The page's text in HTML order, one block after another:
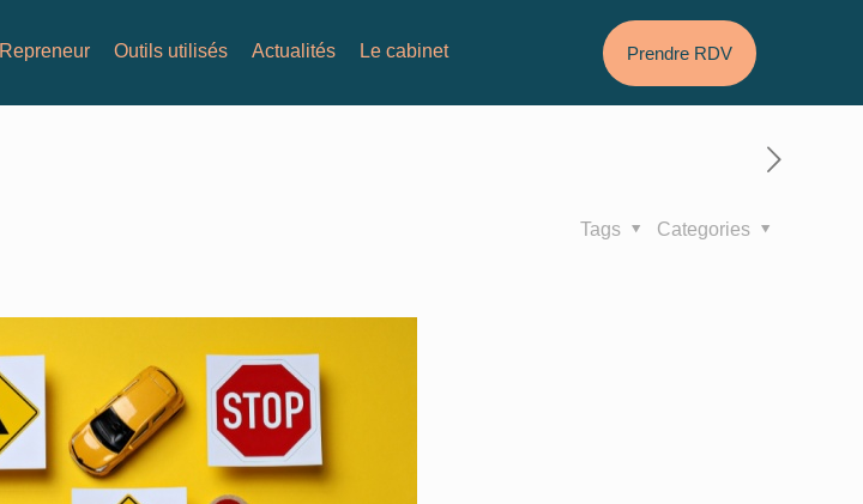
Repreneur Outils utilisés Actualités Le cabinet Prendre RDV
Categories
Tags